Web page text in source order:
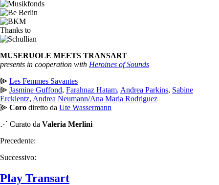
Thanks to
MUSERUOLE MEETS TRANSART
presents in cooperation with Heroines of Sounds
⫸ Les Femmes Savantes
⫸ Jasmine Guffond, Farahnaz Hatam, Andrea Parkins, Sabine
Ercklentz, Andrea Neumann/Ana Maria Rodriguez
⫸ Coro diretto da Ute Wassermann
⋰ Curato da Valeria Merlini
Precedente:
Successivo:
Play Transart